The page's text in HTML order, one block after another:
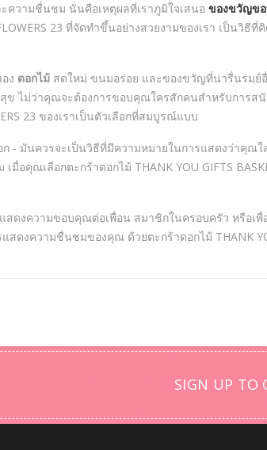
ความชื่นชม นั่นคือเหตุผลที่เราภูมิใจเสนอ ของขวัญข
23 ที่จัดทำขึ้นอย่างสวยงามของเรา เป็น
ง ดอกไม้ สดใหม่ ขนมอร่อย และของขวัญที่น่ารื่นรมย์
ไม่ว่าคุณจะต้องการขอบคุณใครสักคนสำหรับการ
23 ของเราเป็นตัวเลือกที่สมบูรณ์แบบ
ก - มันควรจะเป็นวิธีที่มีความหมายในการแสดงว่าคุณ
มื่อคุณเลือกตะกร้าดอกไม้ THANK YOU GIFTS
สดงความขอบคุณต่อเพื่อน สมาชิกในครอบครัว หรือเ
งความชื่นชมของคุณ ด้วยตะกร้าดอกไม้ THANK
SIGN UP TO